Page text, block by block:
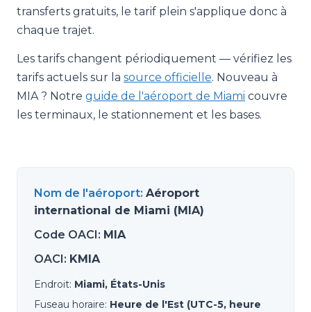
transferts gratuits, le tarif plein s'applique donc à
chaque trajet.
Les tarifs changent périodiquement — vérifiez les
tarifs actuels sur la source officielle. Nouveau à
MIA ? Notre guide de l'aéroport de Miami couvre
les terminaux, le stationnement et les bases.
Nom de l'aéroport: Aéroport
international de Miami (MIA)
Code OACI: MIA
OACI: KMIA
Endroit: Miami, États-Unis
Fuseau horaire: Heure de l'Est (UTC-5, heure